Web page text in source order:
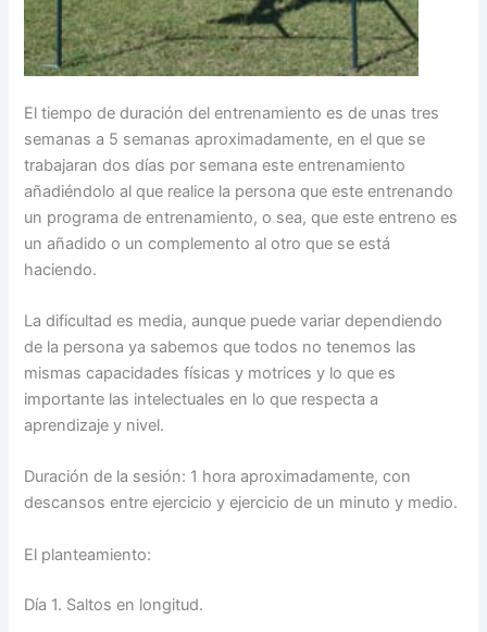
El tiempo de duración del entrenamiento es de unas tres
semanas a 5 semanas aproximadamente, en el que se
trabajaran dos días por semana este entrenamiento
añadiéndolo al que realice la persona que este entrenando
un programa de entrenamiento, o sea, que este entreno es
un añadido o un complemento al otro que se está
haciendo.
La dificultad es media, aunque puede variar dependiendo
de la persona ya sabemos que todos no tenemos las
mismas capacidades físicas y motrices y lo que es
importante las intelectuales en lo que respecta a
aprendizaje y nivel.
Duración de la sesión: 1 hora aproximadamente, con
descansos entre ejercicio y ejercicio de un minuto y medio.
El planteamiento:
Día 1. Saltos en longitud.